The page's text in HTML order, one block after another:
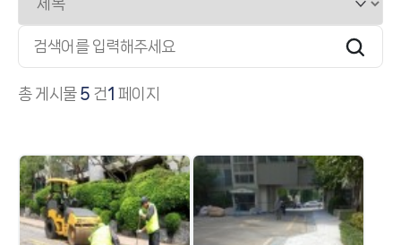
총 게시물 5 건1 페이지
검색어 필수